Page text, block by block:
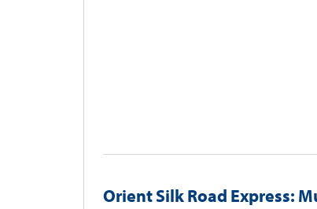
Orient Silk Road Express: